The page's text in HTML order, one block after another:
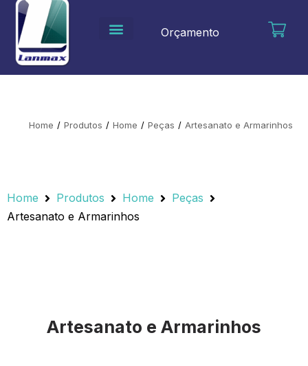
para
conteúdo
Orçamento
Home / Produtos / Home / Peças / Artesanato e Armarinhos
Home Produtos Home
Peças
Artesanato e Armarinhos
Artesanato e Armarinhos